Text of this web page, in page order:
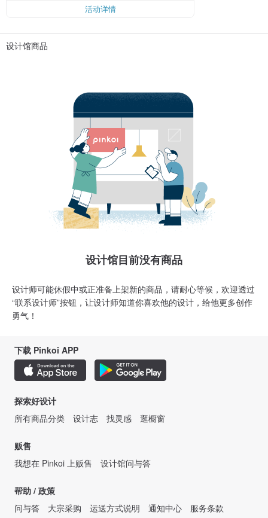
活动详情
设计馆商品
设计馆目前没有商品
设计师可能休假中或正准备上架新的商品，请耐心等候，欢迎透过
“联系设计师”按钮，让设计师知道你喜欢他的设计，给他更多创作
勇气！
下载 Pinkoi APP
探索好设计
所有商品分类
设计志 找灵感 逛橱窗
贩售
我想在 Pinkoi 上贩售
设计馆问与答
帮助 / 政策
问与答
大宗采购 运送方式说明 通知中心
服务条款